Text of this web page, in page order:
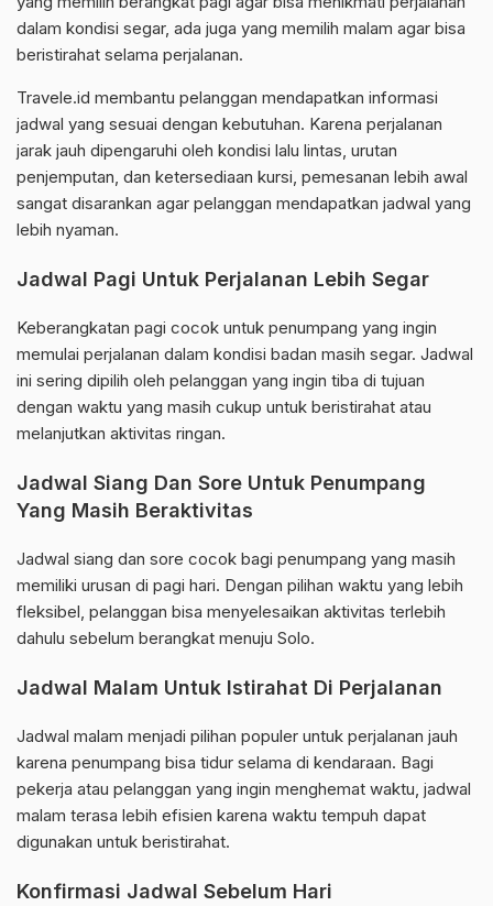
dalam kondisi segar, ada juga yang memilih malam agar bisa
beristirahat selama perjalanan.
Travele.id membantu pelanggan mendapatkan informasi
jadwal yang sesuai dengan kebutuhan. Karena perjalanan
jarak jauh dipengaruhi oleh kondisi lalu lintas, urutan
penjemputan, dan ketersediaan kursi, pemesanan lebih awal
sangat disarankan agar pelanggan mendapatkan jadwal yang
lebih nyaman.
Jadwal Pagi Untuk Perjalanan Lebih Segar
Keberangkatan pagi cocok untuk penumpang yang ingin
memulai perjalanan dalam kondisi badan masih segar. Jadwal
ini sering dipilih oleh pelanggan yang ingin tiba di tujuan
dengan waktu yang masih cukup untuk beristirahat atau
melanjutkan aktivitas ringan.
Jadwal Siang Dan Sore Untuk Penumpang
Yang Masih Beraktivitas
Jadwal siang dan sore cocok bagi penumpang yang masih
memiliki urusan di pagi hari. Dengan pilihan waktu yang lebih
fleksibel, pelanggan bisa menyelesaikan aktivitas terlebih
dahulu sebelum berangkat menuju Solo.
Jadwal Malam Untuk Istirahat Di Perjalanan
Jadwal malam menjadi pilihan populer untuk perjalanan jauh
karena penumpang bisa tidur selama di kendaraan. Bagi
pekerja atau pelanggan yang ingin menghemat waktu, jadwal
malam terasa lebih efisien karena waktu tempuh dapat
digunakan untuk beristirahat.
Konfirmasi Jadwal Sebelum Hari